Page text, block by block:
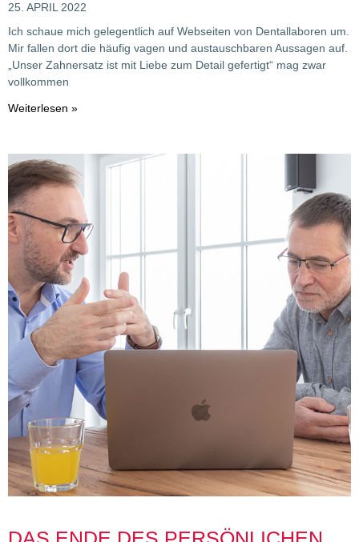
25. APRIL 2022
Ich schaue mich gelegentlich auf Webseiten von Dentallaboren um.
Mir fallen dort die häufig vagen und austauschbaren Aussagen auf.
„Unser Zahnersatz ist mit Liebe zum Detail gefertigt“ mag zwar
vollkommen
Weiterlesen »